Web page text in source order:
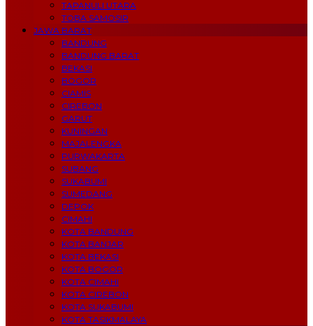
TAPANULI UTARA
TOBA SAMOSIR
JAWA BARAT
BANDUNG
BANDUNG BARAT
BEKASI
BOGOR
CIAMIS
CIREBON
GARUT
KUNINGAN
MAJALENGKA
PURWAKARTA
SUBANG
SUKABUMI
SUMEDANG
DEPOK
CIMAHI
KOTA BANDUNG
KOTA BANJAR
KOTA BEKASI
KOTA BOGOR
KOTA CIMAHI
KOTA CIREBON
KOTA SUKABUMI
KOTA TASIKMALAYA